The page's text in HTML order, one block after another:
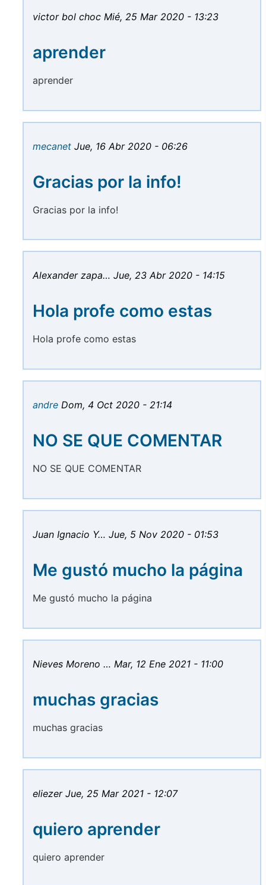
victor bol choc Mié, 25 Mar 2020 - 13:23
aprender
aprender
mecanet Jue, 16 Abr 2020 - 06:26
Gracias por la info!
Gracias por la info!
Alexander zapa… Jue, 23 Abr 2020 - 14:15
Hola profe como estas
Hola profe como estas
andre Dom, 4 Oct 2020 - 21:14
NO SE QUE COMENTAR
NO SE QUE COMENTAR
Juan Ignacio Y… Jue, 5 Nov 2020 - 01:53
Me gustó mucho la página
Me gustó mucho la página
Nieves Moreno … Mar, 12 Ene 2021 - 11:00
muchas gracias
muchas gracias
eliezer Jue, 25 Mar 2021 - 12:07
quiero aprender
quiero aprender